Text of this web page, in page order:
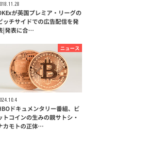
が英国プレミア・リーグの
ッチサイドでの広告配信を発
|発表に合…
ニュース
ドキュメンタリー番組、ビ
トコインの生みの親サトシ・
カモトの正体…